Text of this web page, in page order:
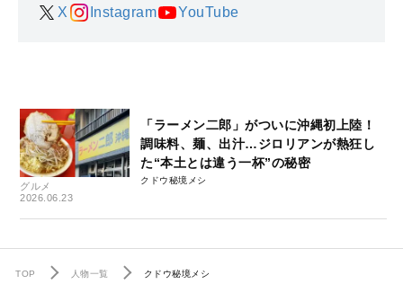
X Instagram YouTube
グルメ
2026.06.23
「ラーメン二郎」がついに沖縄初上陸！
調味料、麺、出汁…ジロリアンが熱狂し
た“本土とは違う一杯”の秘密
クドウ秘境メシ
TOP 人物一覧 クドウ秘境メシ